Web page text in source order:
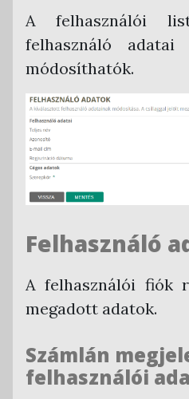
A felhasználói
felhasználó
módosíthatók.
Felhasználó
A felhasználói fiók
megadott adatok.
Számlán
felhasználói